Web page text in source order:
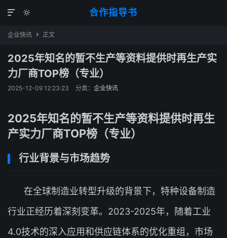
合作指导书


企业快讯  正文
2025年知名的暂不生产等资料提供时再生产实
力厂商TOP榜（专业）
2025-12-09 12:23:23 分类： 企业快讯
2025年知名的暂不生产等资料提供时再生
产实力厂商TOP榜（专业）
行业背景与市场趋势
在全球制造业转型升级的背景下，特种设备制造
行业正经历着深刻变革。2023-2025年，随着工业
4.0技术的深入应用和供应链体系的优化重组，市场